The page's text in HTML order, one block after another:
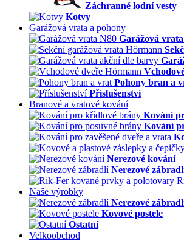
Záchranné lodní vesty
Kotvy
Garážová vrata a pohony
Garážová
Pohony bran a
Příslušenství
Branové a vratové kování
Kování
Kování
Nerezové kování
Nerezové
Naše výrobky
Nerezové
Kovové postele
Ostatní
Velkoobchod